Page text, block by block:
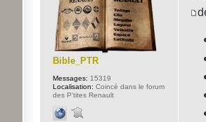
Bible_PTR
Messages: 15319
Localisation: Coincé dans le forum
des P'tites Renault